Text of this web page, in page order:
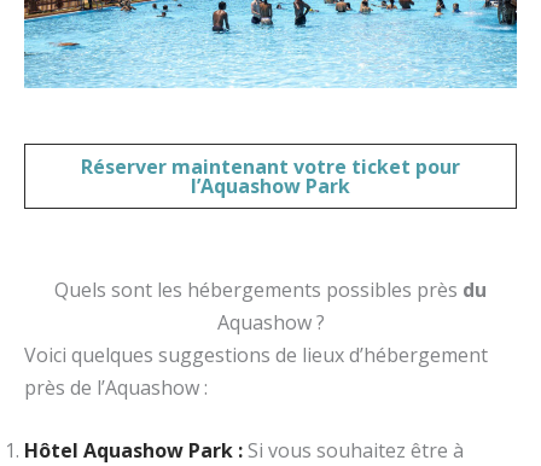
Réserver maintenant votre ticket pour
l’Aquashow Park
Quels sont les hébergements possibles près du
Aquashow ?
Voici quelques suggestions de lieux d’hébergement
près de l’Aquashow :
Hôtel Aquashow Park :Si vous souhaitez être à